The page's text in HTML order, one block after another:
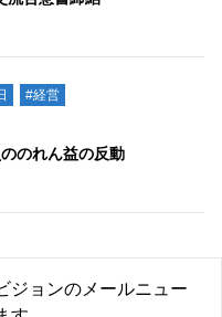
#経営
のれん益の反動
ジョンのメールニュー